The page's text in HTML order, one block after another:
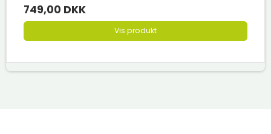
749,00 DKK
Vis produkt